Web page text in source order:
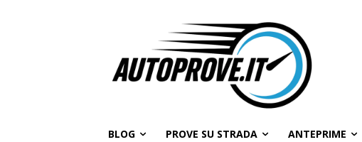
BLOG PROVE SU STRADA ANTEPRIME